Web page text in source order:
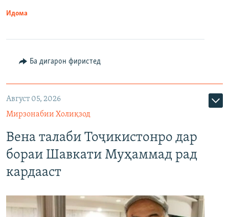
Идома
Ба дигарон фиристед
Август 05, 2026
Мирзонабии Холиқзод
Вена талаби Тоҷикистонро дар
бораи Шавкати Муҳаммад рад
кардааст